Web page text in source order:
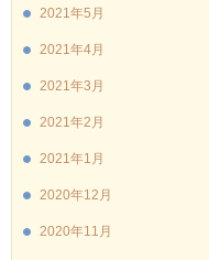
2021年5月
2021年4月
2021年3月
2021年2月
2021年1月
2020年12月
2020年11月